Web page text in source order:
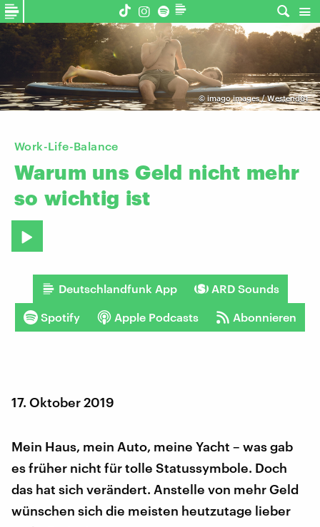
©imago images / Westend61
Work-Life-Balance
Warum uns Geld nicht mehr
so wichtig ist
Deutschlandfunk App ARD Sounds
Spotify Apple Podcasts Abonnieren
17. Oktober 2019
Mein Haus, mein Auto, meine Yacht – was gab
es früher nicht für tolle Statussymbole. Doch
das hat sich verändert. Anstelle von mehr Geld
wünschen sich die meisten heutzutage lieber